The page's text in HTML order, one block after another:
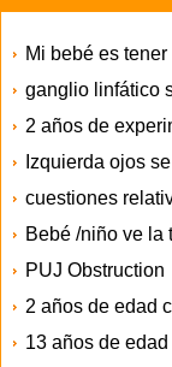
ganglio linfático
2 años de
Izquierda ojos
cuestiones
Bebé /niño ve la
PUJ Obstruction
13 años de